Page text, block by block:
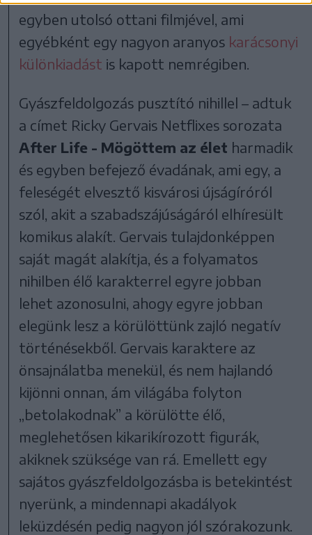
egyben utolsó ottani filmjével, ami
egyébként egy nagyon aranyos karácsonyi
különkiadást is kapott nemrégiben.
Gyászfeldolgozás pusztító nihillel – adtuk
a címet Ricky Gervais Netflixes sorozata
After Life - Mögöttem az élet harmadik
és egyben befejező évadának, ami egy, a
feleségét elvesztő kisvárosi újságíróról
szól, akit a szabadszájúságáról elhíresült
komikus alakít. Gervais tulajdonképpen
saját magát alakítja, és a folyamatos
nihilben élő karakterrel egyre jobban
lehet azonosulni, ahogy egyre jobban
elegünk lesz a körülöttünk zajló negatív
történésekből. Gervais karaktere az
önsajnálatba menekül, és nem hajlandó
kijönni onnan, ám világába folyton
„betolakodnak” a körülötte élő,
meglehetősen kikarikírozott figurák,
akiknek szüksége van rá. Emellett egy
sajátos gyászfeldolgozásba is betekintést
nyerünk, a mindennapi akadályok
leküzdésén pedig nagyon jól szórakozunk.